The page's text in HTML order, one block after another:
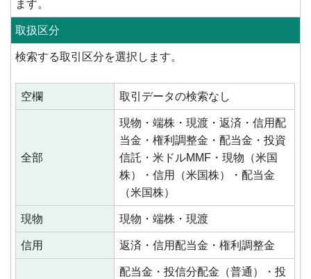
ます。
取扱区分
検索する取引区分を選択します。
空欄 取引データの検索なし
全部
現物・端株・現渡・返済・信用配
当金・権利調整金・配当金・投資
信託・米ドルMMF・現物（米国
株）・信用（米国株）・配当金
（米国株）
現物 現物・端株・現渡
信用 返済・信用配当金・権利調整金
配当金・投信分配金（普通）・投